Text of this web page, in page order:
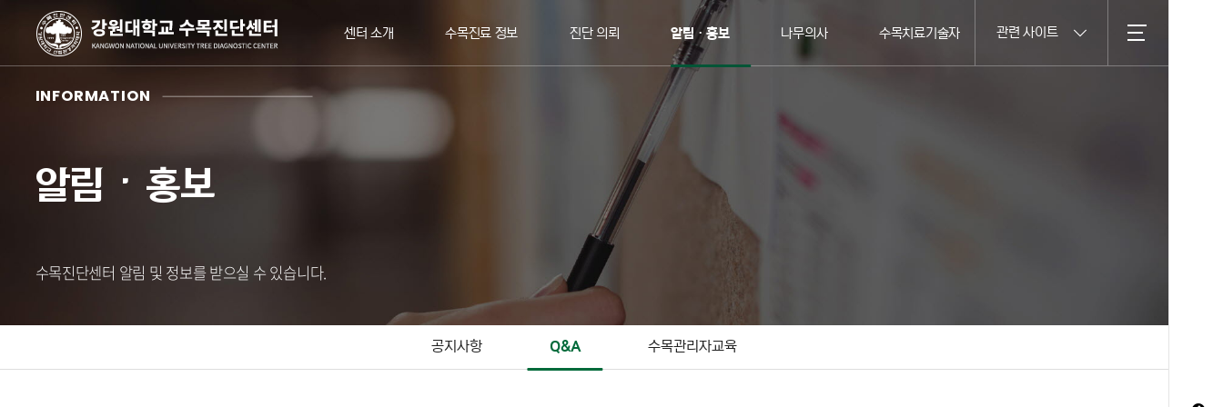
센터 소개 수목진료 정보 진단 의뢰 알림ㆍ홍보 나무의사 수목치료기술자 관련 사이트
INFORMATION
알림ㆍ홍보
수목진단센터 알림 및 정보를 받으실 수 있습니다.
공지사항 Q&A 수목관리자교육